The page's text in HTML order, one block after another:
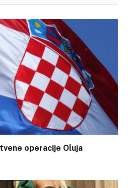
operacije Oluja